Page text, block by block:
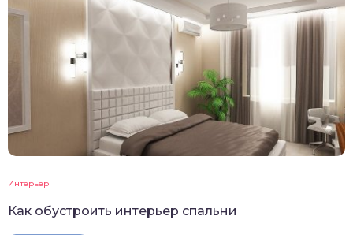
Интерьер
Как обустроить интерьер спальни